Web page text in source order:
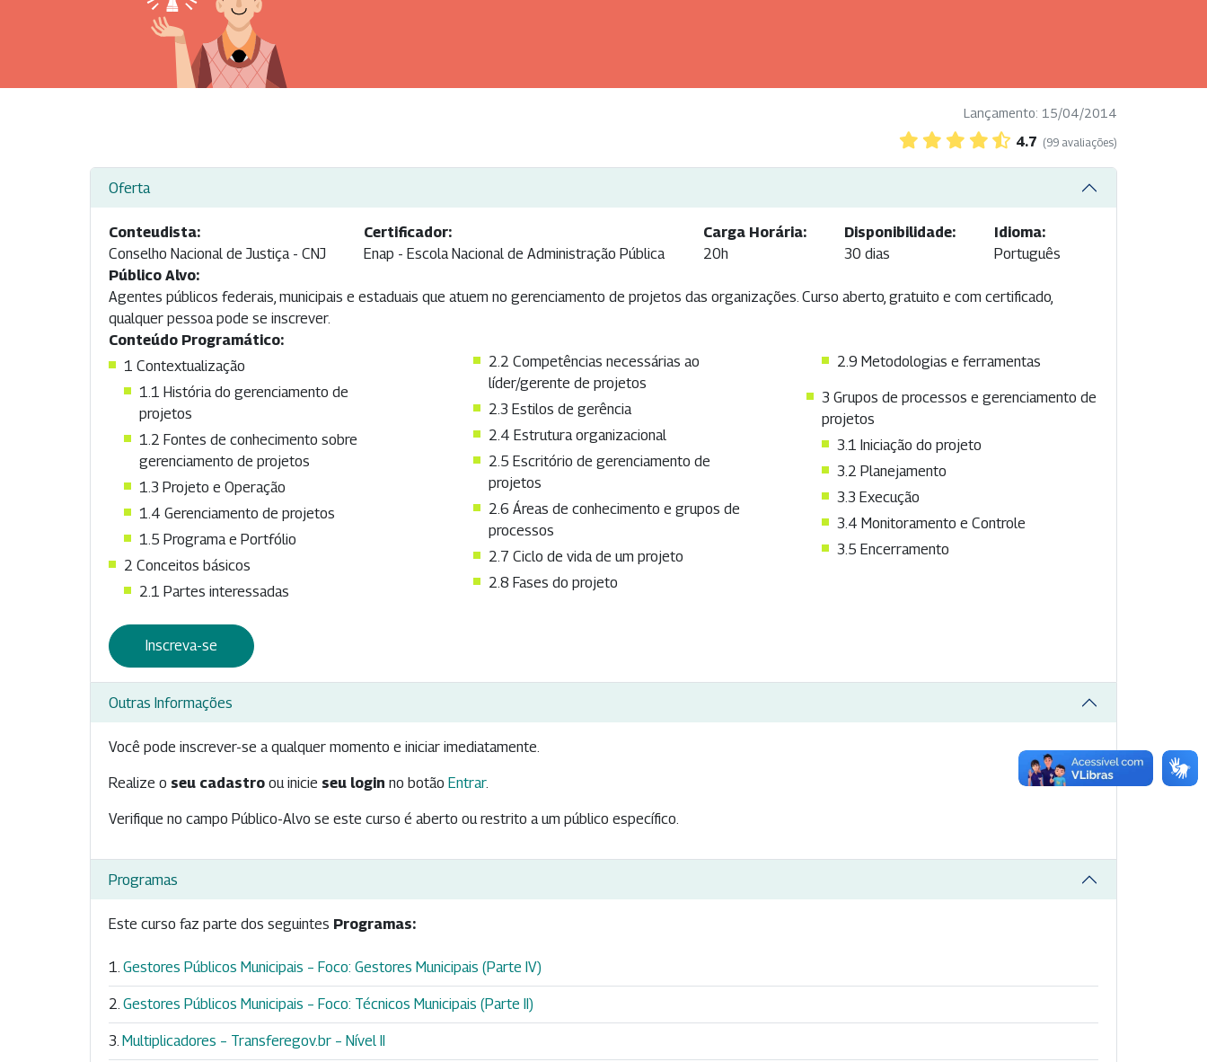
Lançamento: 15/04/2014
4.7 (99 avaliações)
Oferta
Conteudista:
Conselho Nacional de Justiça - CNJ
Certificador:
Enap - Escola Nacional de Administração Pública
Carga Horária:
20h
Disponibilidade:
30 dias
Idioma:
Português
Público Alvo:
Agentes públicos federais, municipais e estaduais que atuem no gerenciamento de projetos das organizações. Curso aberto, gratuito e com certificado,
qualquer pessoa pode se inscrever.
Conteúdo Programático:
1 Contextualização
1.1 História do gerenciamento de
projetos
1.2 Fontes de conhecimento sobre
gerenciamento de projetos
1.3 Projeto e Operação
1.4 Gerenciamento de projetos
1.5 Programa e Portfólio
2 Conceitos básicos
2.1 Partes interessadas
2.2 Competências necessárias ao
líder/gerente de projetos
2.3 Estilos de gerência
2.4 Estrutura organizacional
2.5 Escritório de gerenciamento de
projetos
2.6 Áreas de conhecimento e grupos de
processos
2.7 Ciclo de vida de um projeto
2.8 Fases do projeto
2.9 Metodologias e ferramentas
3 Grupos de processos e gerenciamento de
projetos
3.1 Iniciação do projeto
3.2 Planejamento
3.3 Execução
3.4 Monitoramento e Controle
3.5 Encerramento
Inscreva-se
Outras Informações
Você pode inscrever-se a qualquer momento e iniciar imediatamente.
Realize o seu cadastro ou inicie seu login no botão Entrar.
Verifique no campo Público-Alvo se este curso é aberto ou restrito a um público específico.
Programas
Este curso faz parte dos seguintes Programas:
Gestores Públicos Municipais – Foco: Gestores Municipais (Parte IV)
Gestores Públicos Municipais – Foco: Técnicos Municipais (Parte II)
Multiplicadores – Transferegov.br – Nível II